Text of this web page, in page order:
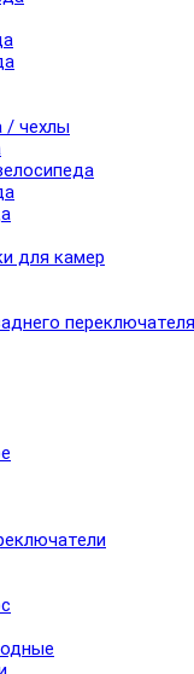
/ чехлы
для камер
переключателя